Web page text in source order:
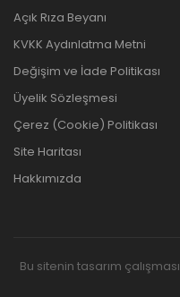
Açık Rıza Beyanı
KVKK Aydınlatma Metni
Değişim ve İade Politikası
Üyelik Sözleşmesi
Çerez (Cookie) Politikası
Site Haritası
Hakkımızda
Bu sitenin tasarım çalışması